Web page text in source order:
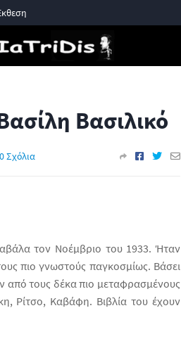
Βασιλικό
0 Σχόλια
τον Νοέμβριο του 1933. Ήταν
πιο γνωστούς παγκοσμίως. Βάσει
από τους δέκα πιο μεταφρασμένους
Ρίτσο, Καβάφη. Βιβλία του έχουν